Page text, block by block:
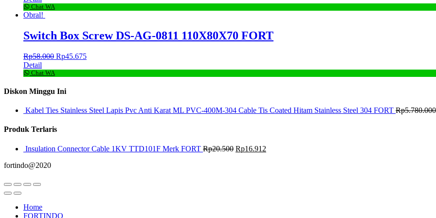
Chat WA
Obral!
Switch Box Screw DS-AG-0811 110X80X70 FORT
Rp58.000 Rp45.675
Detail
Chat WA
Diskon Minggu Ini
Kabel Ties Stainless Steel Lapis Pvc Anti Karat ML PVC-400M-304 Cable Tis Coated Hitam Stainless Steel 304 FORT Rp5.780.000
Produk Terlaris
Insulation Connector Cable 1KV TTD101F Merk FORT Rp20.500 Rp16.912
fortindo@2020
Home
FORTINDO